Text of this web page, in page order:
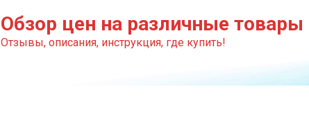
Обзор цен на различные товары
Отзывы, описания, инструкция, где купить!